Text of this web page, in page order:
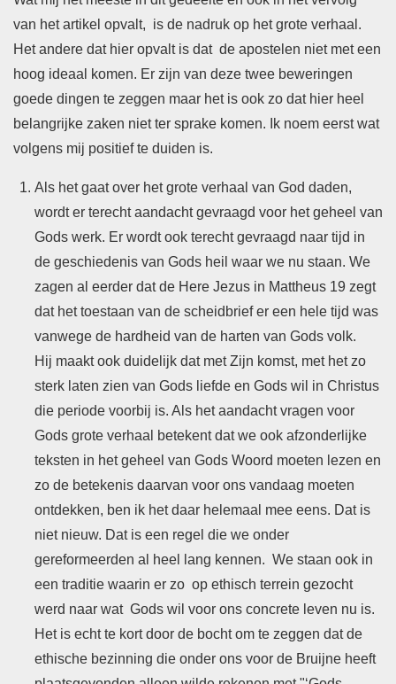
van het artikel opvalt, is de nadruk op het grote verhaal.
Het andere dat hier opvalt is dat de apostelen niet met een
hoog ideaal komen. Er zijn van deze twee beweringen
goede dingen te zeggen maar het is ook zo dat hier heel
belangrijke zaken niet ter sprake komen. Ik noem eerst wat
volgens mij positief te duiden is.
Als het gaat over het grote verhaal van God daden,
wordt er terecht aandacht gevraagd voor het geheel van
Gods werk. Er wordt ook terecht gevraagd naar tijd in
de geschiedenis van Gods heil waar we nu staan. We
zagen al eerder dat de Here Jezus in Mattheus 19 zegt
dat het toestaan van de scheidbrief er een hele tijd was
vanwege de hardheid van de harten van Gods volk.
Hij maakt ook duidelijk dat met Zijn komst, met het zo
sterk laten zien van Gods liefde en Gods wil in Christus
die periode voorbij is. Als het aandacht vragen voor
Gods grote verhaal betekent dat we ook afzonderlijke
teksten in het geheel van Gods Woord moeten lezen en
zo de betekenis daarvan voor ons vandaag moeten
ontdekken, ben ik het daar helemaal mee eens. Dat is
niet nieuw. Dat is een regel die we onder
gereformeerden al heel lang kennen. We staan ook in
een traditie waarin er zo op ethisch terrein gezocht
werd naar wat Gods wil voor ons concrete leven nu is.
Het is echt te kort door de bocht om te zeggen dat de
ethische bezinning die onder ons voor de Bruijne heeft